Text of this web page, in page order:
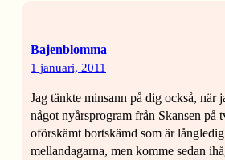
Bajenblomma
1 januari, 2011
Jag tänkte minsann på dig också, när
något nyårsprogram från Skansen på
oförskämt bortskämd som är
mellandagarna, men komme sedan